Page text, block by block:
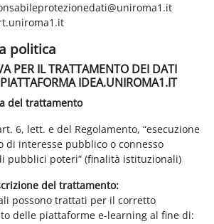
politica
PER IL TRATTAMENTO DEI DATI
IDEA.UNIROMA1.IT
del trattamento
6, lett. e del Regolamento, “esecuzione
di interesse pubblico o connesso
pubblici poteri” (finalità istituzionali)
del trattamento:
possono trattati per il corretto
delle piattaforme e-learning al fine di: